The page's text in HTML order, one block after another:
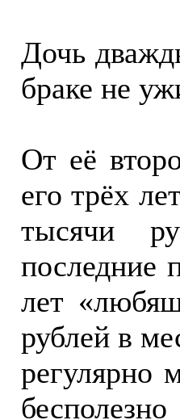
Дочь
браке не
От её
его трёх
тысячи
последние
лет
рублей в
регулярно